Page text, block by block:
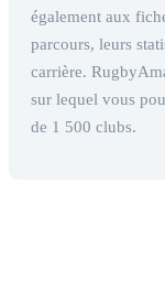
également aux
parcours, leurs
carrière.
sur lequel vous
de 1 500 clubs.